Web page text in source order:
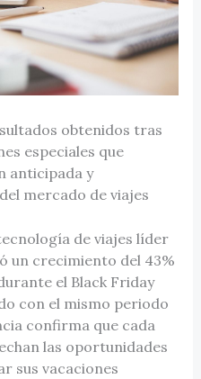
obtenidos tras
especiales que
anticipada y
mercado de viajes
de viajes líder
un crecimiento del 43%
el Black Friday
con el mismo periodo
confirma que cada
las oportunidades
sus vacaciones